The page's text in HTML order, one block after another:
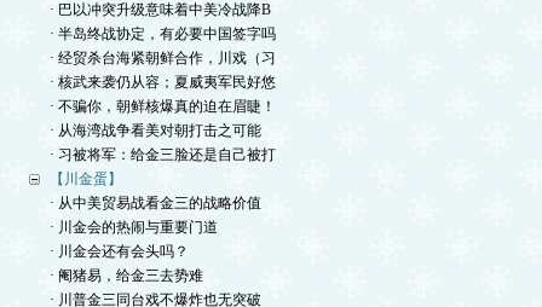
· 巴以冲突升级意味着中美冷战降B
· 半岛终战协定，有必要中国签字吗
· 经贸杀台海紧朝鲜合作，川戏（习
· 核武来袭仍从容；夏威夷军民好悠
· 不骗你，朝鲜核爆真的迫在眉睫！
· 从海湾战争看美对朝打击之可能
· 习被将军：给金三脸还是自己被打
【川金蛋】
· 从中美贸易战看金三的战略价值
· 川金会的热闹与重要门道
· 川金会还有会头吗？
· 阉猪易，给金三去势难
· 川普金三同台戏不爆炸也无突破